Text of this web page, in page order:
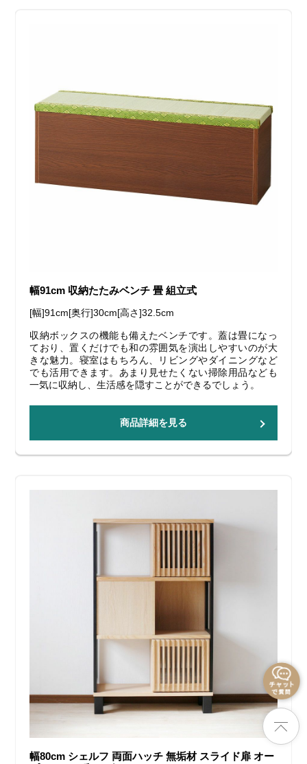
幅91cm 収納たたみベンチ 畳 組立式
[幅]91cm[奥行]30cm[高さ]32.5cm
収納ボックスの機能も備えたベンチです。蓋は畳になっ
ており、置くだけでも和の雰囲気を演出しやすいのが大
きな魅力。寝室はもちろん、リビングやダイニングなど
でも活用できます。あまり見せたくない掃除用品なども
一気に収納し、生活感を隠すことができるでしょう。
商品詳細を見る
幅80cm シェルフ 両面ハッチ 無垢材 スライド扉 オー